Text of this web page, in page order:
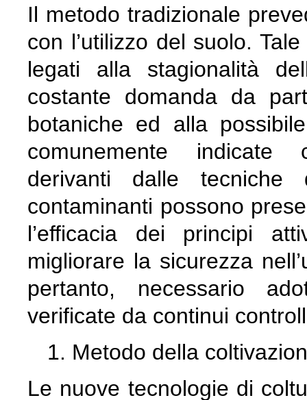
Il metodo tradizionale
con l’utilizzo del suolo.
legati alla stagionalità
costante domanda da
botaniche ed alla
comunemente indicate
derivanti dalle
contaminanti possono
l’efficacia dei principi
migliorare la sicurezza
pertanto, necessario
verificate da continui
Metodo della
Le nuove tecnologie di